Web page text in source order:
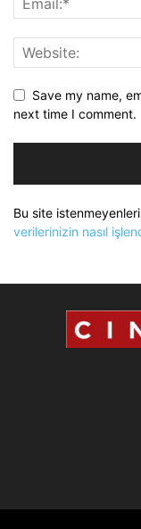
Save my name,
next time I comment.
Bu site
verilerinizin nasıl